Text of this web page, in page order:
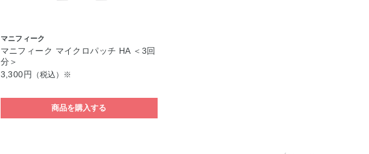
マニフィーク
マニフィーク マイクロパッチ HA ＜3回
分＞
3,300円
（税込）※
商品を購入する